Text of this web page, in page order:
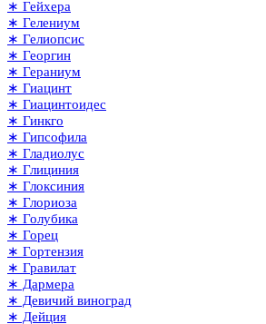
∗ Гейхера
∗ Гелениум
∗ Гелиопсис
∗ Георгин
∗ Гераниум
∗ Гиацинт
∗ Гиацинтоидес
∗ Гинкго
∗ Гипсофила
∗ Гладиолус
∗ Глициния
∗ Глоксиния
∗ Глориоза
∗ Голубика
∗ Горец
∗ Гортензия
∗ Гравилат
∗ Дармера
∗ Девичий виноград
∗ Дейция